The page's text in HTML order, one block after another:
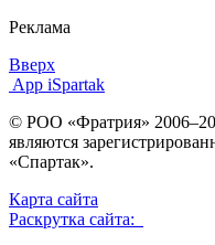
Реклама
Вверх
App iSpartak
© РОО «Фратрия»
являются
«Спартак».
Карта сайта
Раскрутка сайта: